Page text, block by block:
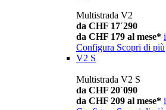
Multistrada V2
da CHF 17´290
da CHF 179 al mese* i
Configura Scopri di più
V2 S
Multistrada V2 S
da CHF 20´090
da CHF 209 al mese* i